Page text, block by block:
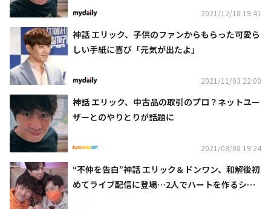
2021/12/18 19:41
神話 エリック、子供のファンからもらった可愛ら
しい手紙に喜び「元気が出たよ」
2021/11/03 22:00
神話 エリック、中古品の取引のプロ？ネットユー
ザーとのやりとりが話題に
2021/08/08 19:24
“不仲を告白”神話 エリック＆ドンワン、和解後初
めてライブ配信に登場…2人でハートを作るシー